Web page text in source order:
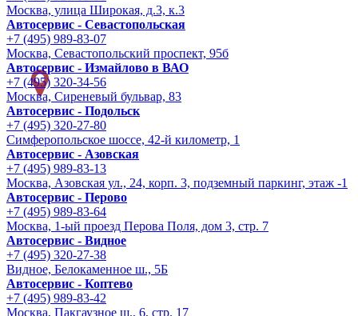
Москва, улица Широкая, д.3, к.3
Автосервис - Cевастопольская
+7 (495) 989-83-07
Москва, Севастопольский проспект, 95б
Автосервис - Измайлово в ВАО
+7 (495) 320-34-56
Москва, Сиреневый бульвар, 83
Автосервис - Подольск
+7 (495) 320-27-80
Симферопольское шоссе, 42-й километр, 1
Автосервис - Азовская
+7 (495) 989-83-13
Москва, Азовская ул., 24, корп. 3, подземный паркинг, этаж -1
Автосервис - Перово
+7 (495) 989-83-64
Москва, 1-ый проезд Перова Поля, дом 3, стр. 7
Автосервис - Видное
+7 (495) 320-27-38
Видное, Белокаменное ш., 5Б
Автосервис - Коптево
+7 (495) 989-83-42
Москва, Пакгаузное ш., 6, стр. 17